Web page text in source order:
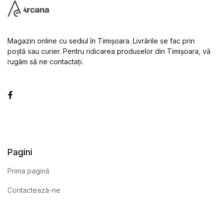
Magazin online cu sediul în Timișoara. Livrările se fac prin
poștă sau curier. Pentru ridicarea produselor din Timișoara, vă
rugăm să ne contactați.
Pagini
Prima pagină
Contactează-ne